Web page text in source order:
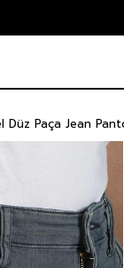
Düz Paça Jean